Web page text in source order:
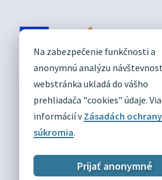
Na zabezpečenie funkčnosti a
anonymnú analýzu
webstránka ukladá do vášho
prehliadača "cookies" údaje.
informácií vZásadách ochrany
súkromia.
Prijať anonymné
DIVÍN
OFICIÁLNE STRÁNKY
Technický prevádzkovateľ:
Správca obsahu:Obec Divín
Posledná aktualizácia:03.08.2026
Mapa
Vyhlásenie
Zásady ochrany osobných údajov